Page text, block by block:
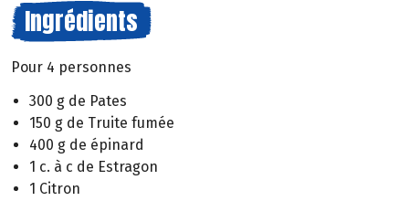
Ingrédients
Pour 4 personnes
300 g de Pates
150 g de Truite fumée
400 g de épinard
1 c. à c de Estragon
1 Citron